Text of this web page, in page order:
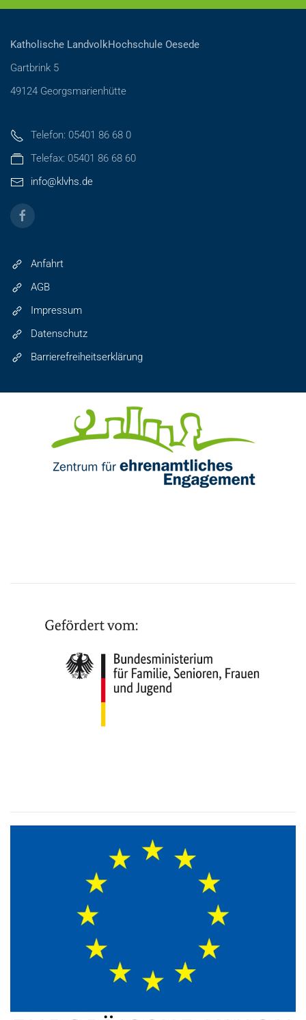
Katholische LandvolkHochschule Oesede
Gartbrink 5
49124 Georgsmarienhütte
Telefon: 05401 86 68 0
Telefax: 05401 86 68 60
info@klvhs.de
Anfahrt
AGB
Impressum
Datenschutz
Barrierefreiheitserklärung